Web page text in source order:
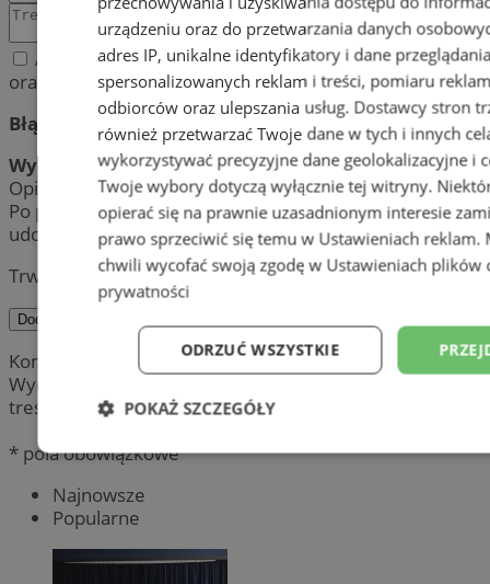
Akceptuję regulamin zamieszczania komentarzy
oraz politykę prywatności.
Błąd:
Wynik:
Opinia została pomyślnie dodana.
Po przeprowadzeniu weryfikacji, jej treść zostanie
udostępniona publicznie.
Trwa wysyłanie komentarza ...
Dodaj komentarz
Komentarze są prywatnymi opiniami użytkowników.
Wydawca portalu nie ponosi odpowiedzialności za
treść.
* pola obowiązkowe
Najnowsze
Popularne
urządzeniu oraz do przetwarzania danych
adres IP, unikalne identyfikatory i dane
spersonalizowanych reklam i treści, pomiaru
odbiorców oraz ulepszania usług. Dostawcy stron
również przetwarzać Twoje dane w tych i innych
wykorzystywać precyzyjne dane geolokalizacyjne i
Twoje wybory dotyczą wyłącznie tej witryny.
opierać się na prawnie uzasadnionym interesie
prawo sprzeciwić się temu w Ustawieniach reklam.
chwili wycofać swoją zgodę w Ustawieniach plików
prywatności
ODRZUĆ WSZYSTKIE
POKAŻ SZCZEGÓŁY
Niezbędne Wydajność